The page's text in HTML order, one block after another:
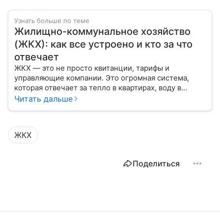
Узнать больше по теме
Жилищно-коммунальное хозяйство
(ЖКХ): как все устроено и кто за что
отвечает
ЖКХ — это не просто квитанции, тарифы и
управляющие компании. Это огромная система,
которая отвечает за тепло в квартирах, воду в
кране, освещение улиц и чистоту во дворах.
Читать дальше
ЖКХ
Поделиться